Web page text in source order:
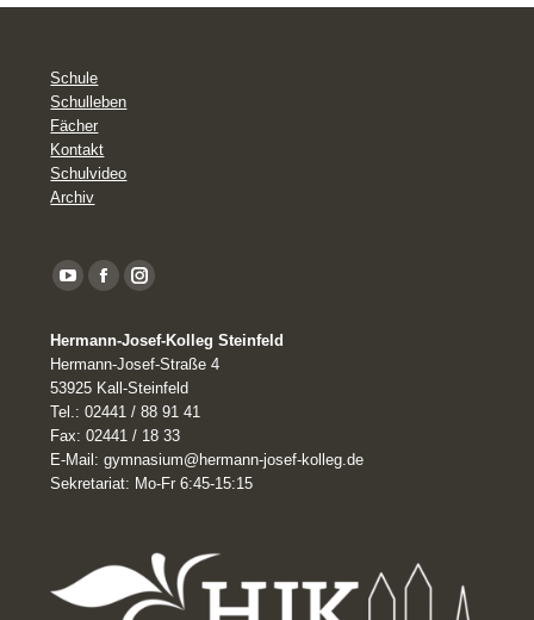
Schule
Schulleben
Fächer
Kontakt
Schulvideo
Archiv
YouTube
opens
in
new
window
FacebookInstagram
Hermann-Josef-Kolleg Steinfeld
Hermann-Josef-Straße 4
53925 Kall-Steinfeld
Tel.: 02441 / 88 91 41
Fax: 02441 / 18 33
E-Mail: gymnasium@hermann-josef-kolleg.de
Sekretariat: Mo-Fr 6:45-15:15